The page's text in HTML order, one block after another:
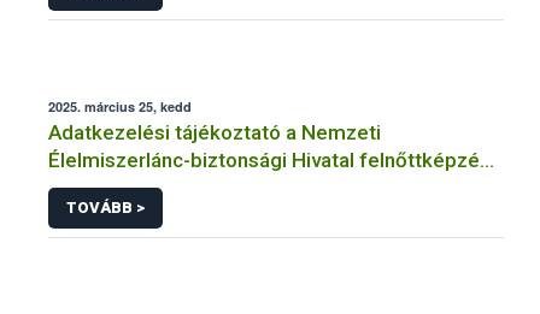
2025. március 25, kedd
Adatkezelési tájékoztató a Nemzeti
Élelmiszerlánc-biztonsági Hivatal felnőttképzési
tevékenységéhez kapcsolódó adatkezeléséhez
TOVÁBB >